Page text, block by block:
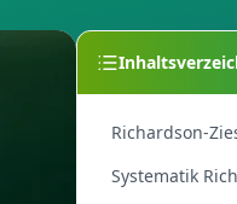
Richardson-
Systematik